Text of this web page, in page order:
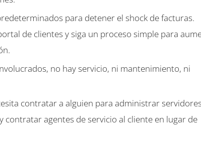
para detener el shock de facturas.
de clientes y siga un proceso simple para
no hay servicio, ni mantenimiento, ni
contratar a alguien para administrar
agentes de servicio al cliente en lugar de